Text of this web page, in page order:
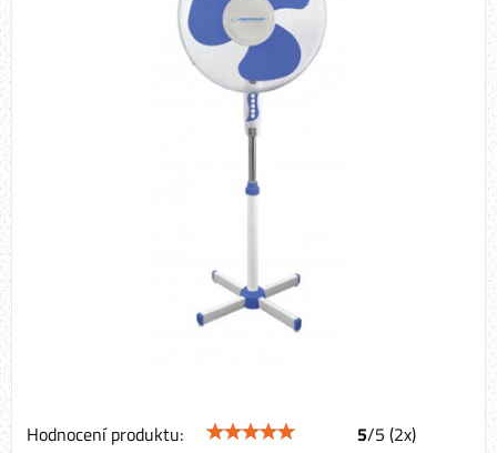
Hodnocení produktu: 5/5 (2x)